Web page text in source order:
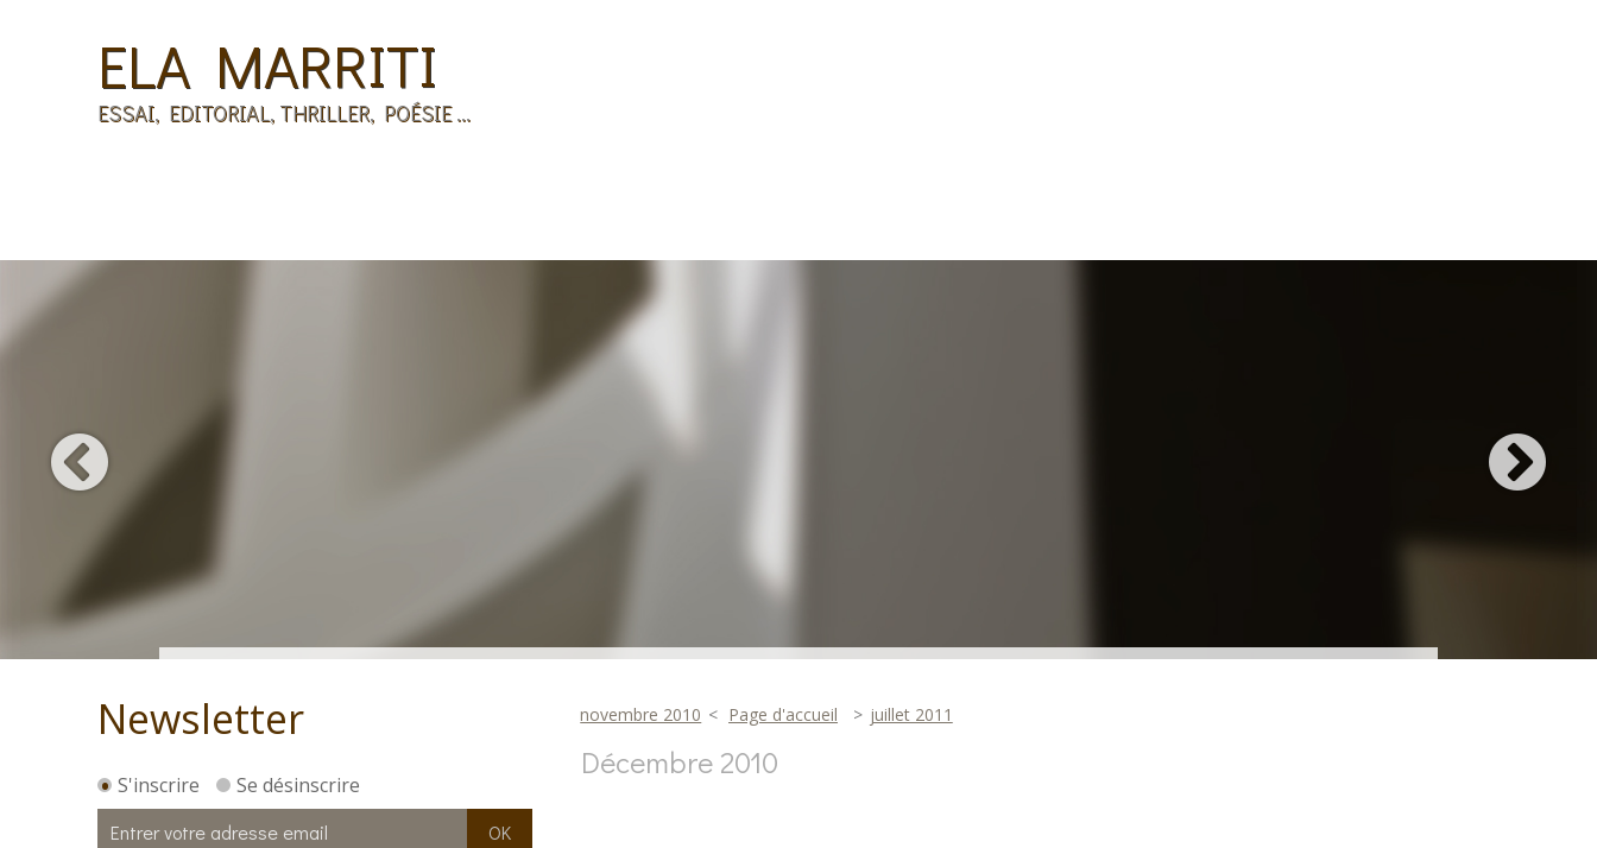
ELA MARRITI
ESSAI, EDITORIAL, THRILLER, POÉSIE ...
Newsletter
S'inscrire Se désinscrire
novembre 2010 Page d'accueil juillet 2011
Décembre 2010